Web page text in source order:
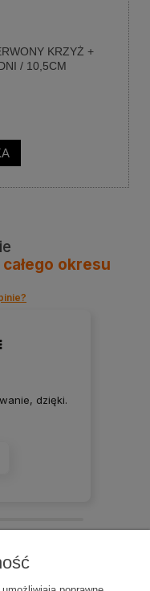
KRZYŻ +
/ 10,5CM
całego okresu
dzięki.